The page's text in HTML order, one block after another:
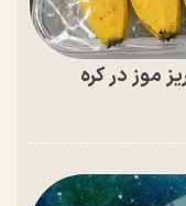
موز در کره